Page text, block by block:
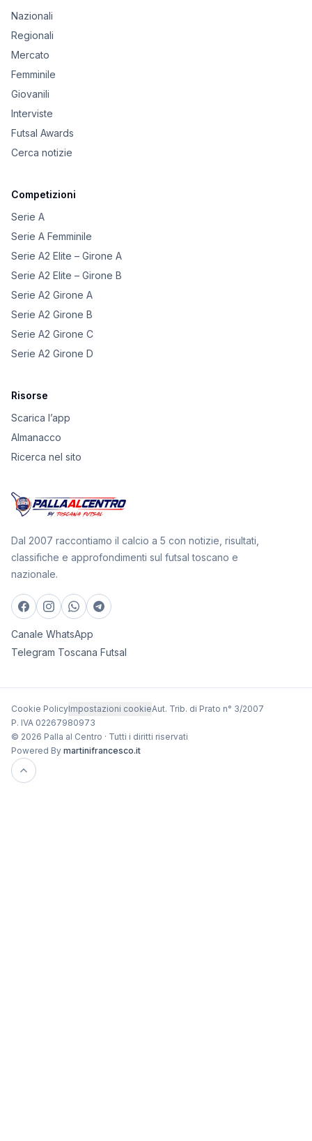
Nazionali
Regionali
Mercato
Femminile
Giovanili
Interviste
Futsal Awards
Cerca notizie
Competizioni
Serie A
Serie A Femminile
Serie A2 Elite – Girone A
Serie A2 Elite – Girone B
Serie A2 Girone A
Serie A2 Girone B
Serie A2 Girone C
Serie A2 Girone D
Risorse
Scarica l’app
Almanacco
Ricerca nel sito
Dal 2007 raccontiamo il calcio a 5 con notizie, risultati,
classifiche e approfondimenti sul futsal toscano e
nazionale.
Canale WhatsApp
Telegram Toscana Futsal
Cookie PolicyImpostazioni cookieAut. Trib. di Prato n° 3/2007
P. IVA 02267980973
© 2026 Palla al Centro · Tutti i diritti riservati
Powered By martinifrancesco.it